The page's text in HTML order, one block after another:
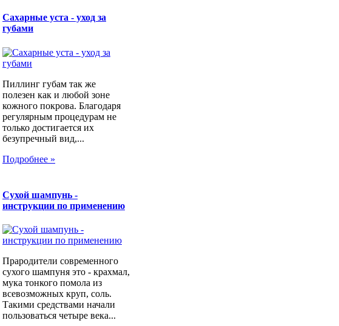
Сахарные уста - уход за
губами
Пиллинг губам так же
полезен как и любой зоне
кожного покрова. Благодаря
регулярным процедурам не
только достигается их
безупречный вид,...
Подробнее »
Сухой шампунь -
инструкции по применению
Прародители современного
сухого шампуня это - крахмал,
мука тонкого помола из
всевозможных круп, соль.
Такими средствами начали
пользоваться четыре века...